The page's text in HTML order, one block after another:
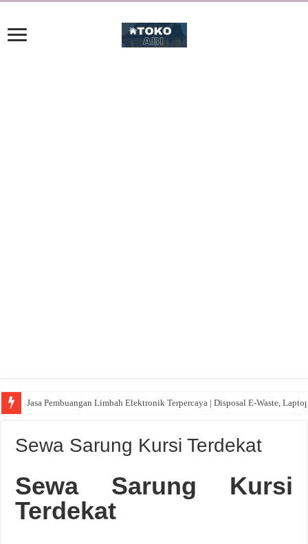
Jasa Pembuangan Limbah Elektronik Terpercaya | Disposal E-Waste,
Sewa Sarung Kursi Terdekat
Sewa Sarung Kursi
Terdekat